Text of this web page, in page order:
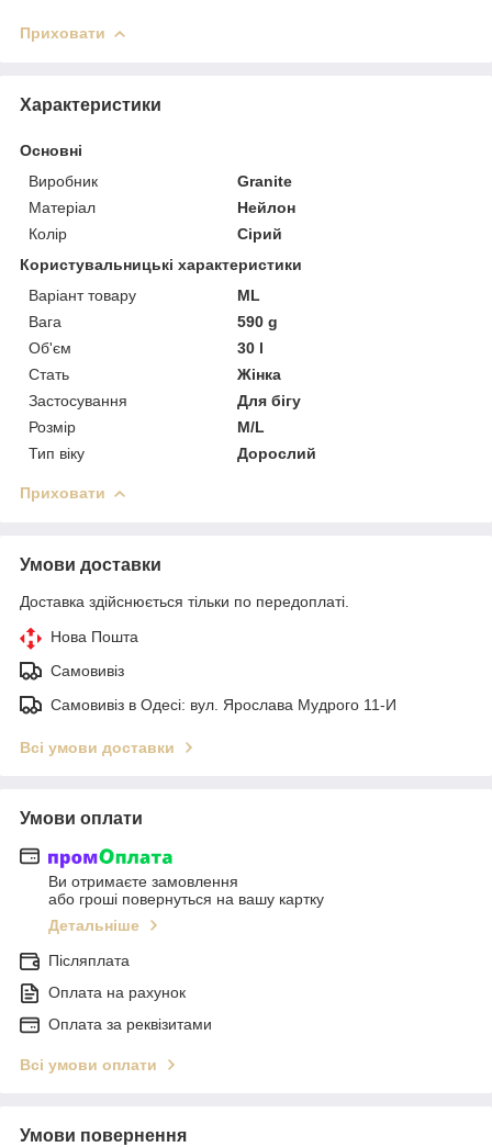
Приховати
Характеристики
Основні
Виробник
Granite
Матеріал
Нейлон
Колір
Сірий
Користувальницькі характеристики
Варіант товару
ML
Вага
590 g
Об'єм
30 l
Стать
Жінка
Застосування
Для бігу
Розмір
M/L
Тип віку
Дорослий
Приховати
Умови доставки
Доставка здійснюється тільки по передоплаті.
Нова Пошта
Самовивіз
Самовивіз в Одесі: вул. Ярослава Мудрого 11-И
Всі умови доставки
Умови оплати
Ви отримаєте замовлення
або гроші повернуться на вашу картку
Детальніше
Післяплата
Оплата на рахунок
Оплата за реквізитами
Всі умови оплати
Умови повернення